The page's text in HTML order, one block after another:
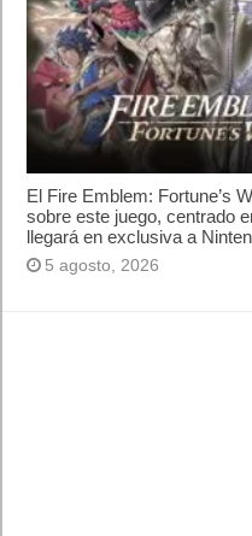
El Fire Emblem: Fortune’s
sobre este juego, centrado
llegará en exclusiva a
5 agosto, 2026